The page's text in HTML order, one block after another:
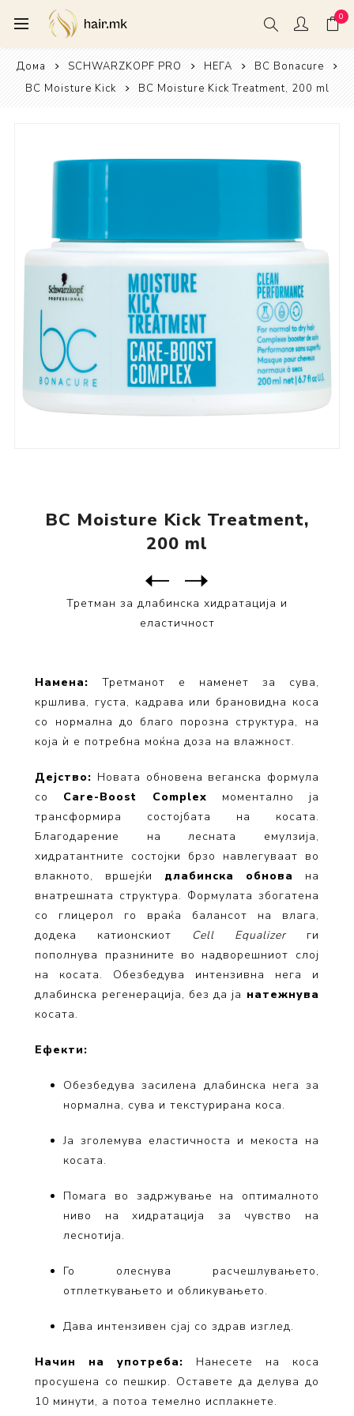
0
Дома SCHWARZKOPF PRO НЕГА
BC Bonacure
BC Moisture Kick
BC Moisture Kick Treatment, 200 ml
BC Moisture Kick Treatment,
200 ml
Третман за длабинска хидратација и
еластичност
Намена: Третманот е наменет за сува,
кршлива, густа, кадрава или брановидна коса
со нормална до благо порозна структура, на
која ѝ е потребна моќна доза на влажност.
Дејство: Новата обновена веганска формула
со Care-Boost Complex моментално ја
трансформира состојбата на косата.
Благодарение на лесната емулзија,
хидратантните состојки брзо навлегуваат во
влакното, вршејќи длабинска обнова на
внатрешната структура. Формулата збогатена
со глицерол го враќа балансот на влага,
додека катионскиот
Cell Equalizerги
пополнува празнините во надворешниот слој
на косата. Обезбедува интензивна нега и
длабинска регенерација, без да ја натежнува
косата.
Ефекти:
Обезбедува засилена длабинска нега за
нормална, сува и текстурирана коса.
Ја зголемува еластичноста и мекоста на
косата.
Помага во задржување на оптималното
ниво на хидратација за чувство на
леснотија.
Го олеснува расчешлувањето,
отплеткувањето и обликувањето.
Дава интензивен сјај со здрав изглед.
Начин на употреба: Нанесете на коса
просушена со пешкир. Оставете да делува до
10 минути, а потоа темелно исплакнете.